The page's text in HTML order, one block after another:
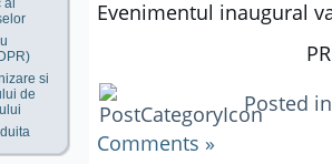
si
de
Evenimentul inaugural
Posted
Comments »